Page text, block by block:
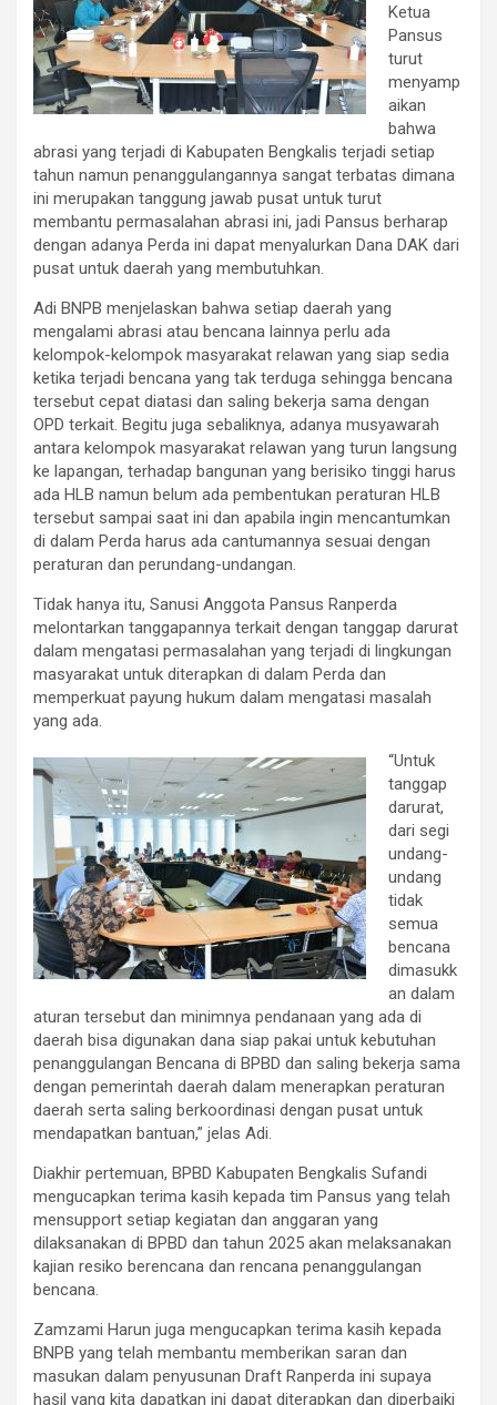
Ketua
Pansus
turut
menyamp
aikan
bahwa
abrasi yang terjadi di Kabupaten Bengkalis terjadi setiap
tahun namun penanggulangannya sangat terbatas dimana
ini merupakan tanggung jawab pusat untuk turut
membantu permasalahan abrasi ini, jadi Pansus berharap
dengan adanya Perda ini dapat menyalurkan Dana DAK dari
pusat untuk daerah yang membutuhkan.
Adi BNPB menjelaskan bahwa setiap daerah yang
mengalami abrasi atau bencana lainnya perlu ada
kelompok-kelompok masyarakat relawan yang siap sedia
ketika terjadi bencana yang tak terduga sehingga bencana
tersebut cepat diatasi dan saling bekerja sama dengan
OPD terkait. Begitu juga sebaliknya, adanya musyawarah
antara kelompok masyarakat relawan yang turun langsung
ke lapangan, terhadap bangunan yang berisiko tinggi harus
ada HLB namun belum ada pembentukan peraturan HLB
tersebut sampai saat ini dan apabila ingin mencantumkan
di dalam Perda harus ada cantumannya sesuai dengan
peraturan dan perundang-undangan.
Tidak hanya itu, Sanusi Anggota Pansus Ranperda
melontarkan tanggapannya terkait dengan tanggap darurat
dalam mengatasi permasalahan yang terjadi di lingkungan
masyarakat untuk diterapkan di dalam Perda dan
memperkuat payung hukum dalam mengatasi masalah
yang ada.
“Untuk
tanggap
darurat,
dari segi
undang-
undang
tidak
semua
bencana
dimasukk
an dalam
aturan tersebut dan minimnya pendanaan yang ada di
daerah bisa digunakan dana siap pakai untuk kebutuhan
penanggulangan Bencana di BPBD dan saling bekerja sama
dengan pemerintah daerah dalam menerapkan peraturan
daerah serta saling berkoordinasi dengan pusat untuk
mendapatkan bantuan,” jelas Adi.
Diakhir pertemuan, BPBD Kabupaten Bengkalis Sufandi
mengucapkan terima kasih kepada tim Pansus yang telah
mensupport setiap kegiatan dan anggaran yang
dilaksanakan di BPBD dan tahun 2025 akan melaksanakan
kajian resiko berencana dan rencana penanggulangan
bencana.
Zamzami Harun juga mengucapkan terima kasih kepada
BNPB yang telah membantu memberikan saran dan
masukan dalam penyusunan Draft Ranperda ini supaya
hasil yang kita dapatkan ini dapat diterapkan dan diperbaiki